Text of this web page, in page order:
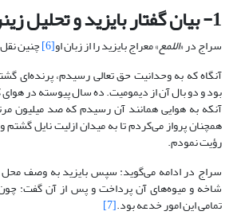
1- بیان گفتار بایزید و تحلیل زینر از آن
سراج در «اللمع» معراج بایزید را از زبان او[6] چنین
آنگاه که به وحدانیت حق تعالی رسیدم، پرنده‌ای
بود و دو بال آن از دیمومیت. ده سال پیوسته در هوای
آنکه به هوایی همانند آن رسیدم که صد میلیون
همچنان پرواز می‌کردم تا به میدان ازلیت نایل
رؤیت نمودم.
سراج در ادامه می‌گوید: سپس بایزید به وصف محل
شاخه و میوه‌های آن پرداخت و پس از آن گفت:
تمامی این امور خدعه بود.[7]